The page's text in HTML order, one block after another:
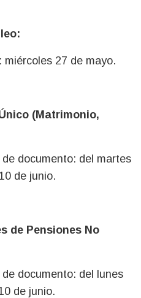
miércoles 27 de mayo.
(Matrimonio,
documento: del martes
de junio.
de Pensiones No
documento: del lunes
de junio.